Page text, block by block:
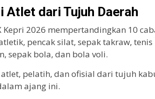
Atlet dari Tujuh Daerah
Kepri 2026 mempertandingkan 10
pencak silat, sepak takraw,
sepak bola, dan bola voli.
atlet, pelatih, dan ofisial dari tujuh
ajang ini.